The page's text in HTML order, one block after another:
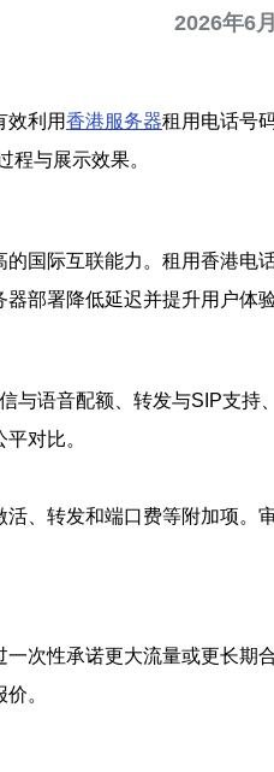
2026年6
效利用香港服务器租用电话号
程与展示效果。
国际互联能力。租用香港
部署降低延迟并提升用户体验
与语音配额、转发与SIP支
对比。
、转发和端口费等附加项
次性承诺更大流量或更长
。